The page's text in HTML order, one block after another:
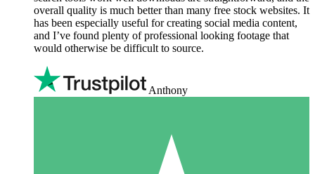
overall quality is much better than many free stock websites. It
has been especially useful for creating social media content,
and I’ve found plenty of professional looking footage that
would otherwise be difficult to source.
Anthony